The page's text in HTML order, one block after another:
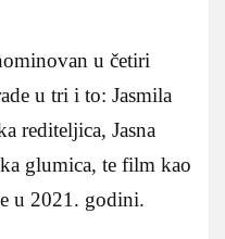
u četiri
u tri i to: Jasmila
rediteljica, Jasna
glumica, te film kao
u 2021. godini.